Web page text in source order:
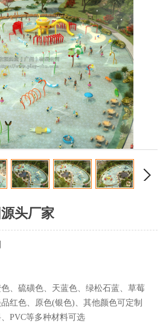
头厂家
、硫磺色、天蓝色、绿松石蓝、草莓
红色、原色(银色)、其他颜色可定制
PVC等多种材料可选